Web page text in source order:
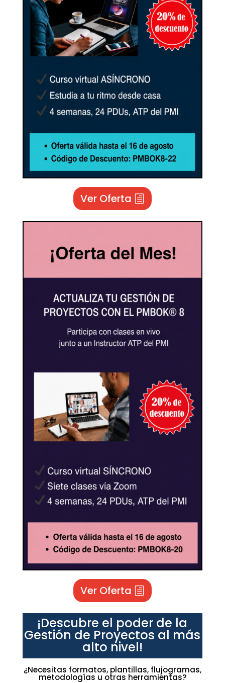
Ver Oferta
Ver Oferta
¡Descubre el poder de la
Gestión de Proyectos al más
alto nivel!
¿Necesitas formatos, plantillas, flujogramas,
metodologías u otras herramientas?